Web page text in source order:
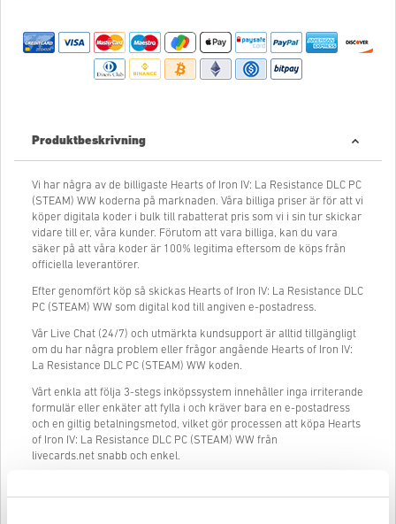
Produktbeskrivning
Vi har några av de billigaste Hearts of Iron IV: La Resistance DLC PC
(STEAM) WW koderna på marknaden. Våra billiga priser är för att vi
köper digitala koder i bulk till rabatterat pris som vi i sin tur skickar
vidare till er, våra kunder. Förutom att vara billiga, kan du vara
säker på att våra koder är 100% legitima eftersom de köps från
officiella leverantörer.
Efter genomfört köp så skickas Hearts of Iron IV: La Resistance DLC
PC (STEAM) WW som digital kod till angiven e-postadress.
Vår Live Chat (24/7) och utmärkta kundsupport är alltid tillgängligt
om du har några problem eller frågor angående Hearts of Iron IV:
La Resistance DLC PC (STEAM) WW koden.
Vårt enkla att följa 3-stegs inköpssystem innehåller inga irriterande
formulär eller enkäter att fylla i och kräver bara en e-postadress
och en giltig betalningsmetod, vilket gör processen att köpa Hearts
of Iron IV: La Resistance DLC PC (STEAM) WW från
livecards.net snabb och enkel.